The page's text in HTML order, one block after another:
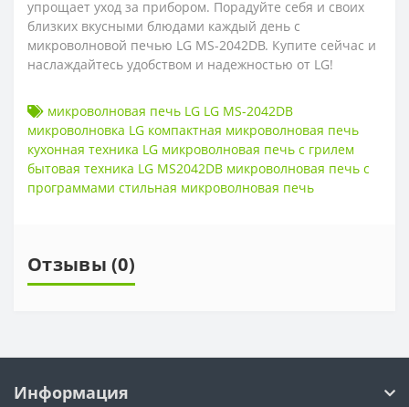
упрощает уход за прибором. Порадуйте себя и своих
близких вкусными блюдами каждый день с
микроволновой печью LG MS-2042DB. Купите сейчас и
наслаждайтесь удобством и надежностью от LG!
микроволновая печь LG LG MS-2042DB
микроволновка LG компактная микроволновая печь
кухонная техника LG микроволновая печь с грилем
бытовая техника LG MS2042DB микроволновая печь с
программами стильная микроволновая печь
Отзывы (0)
Информация